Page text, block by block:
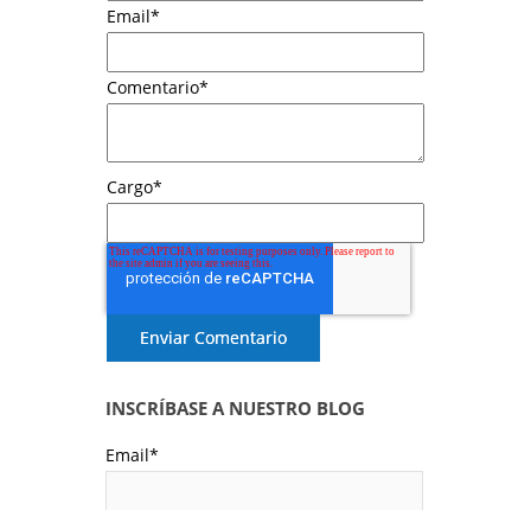
Email*
Comentario*
Cargo*
INSCRÍBASE A NUESTRO BLOG
Email*